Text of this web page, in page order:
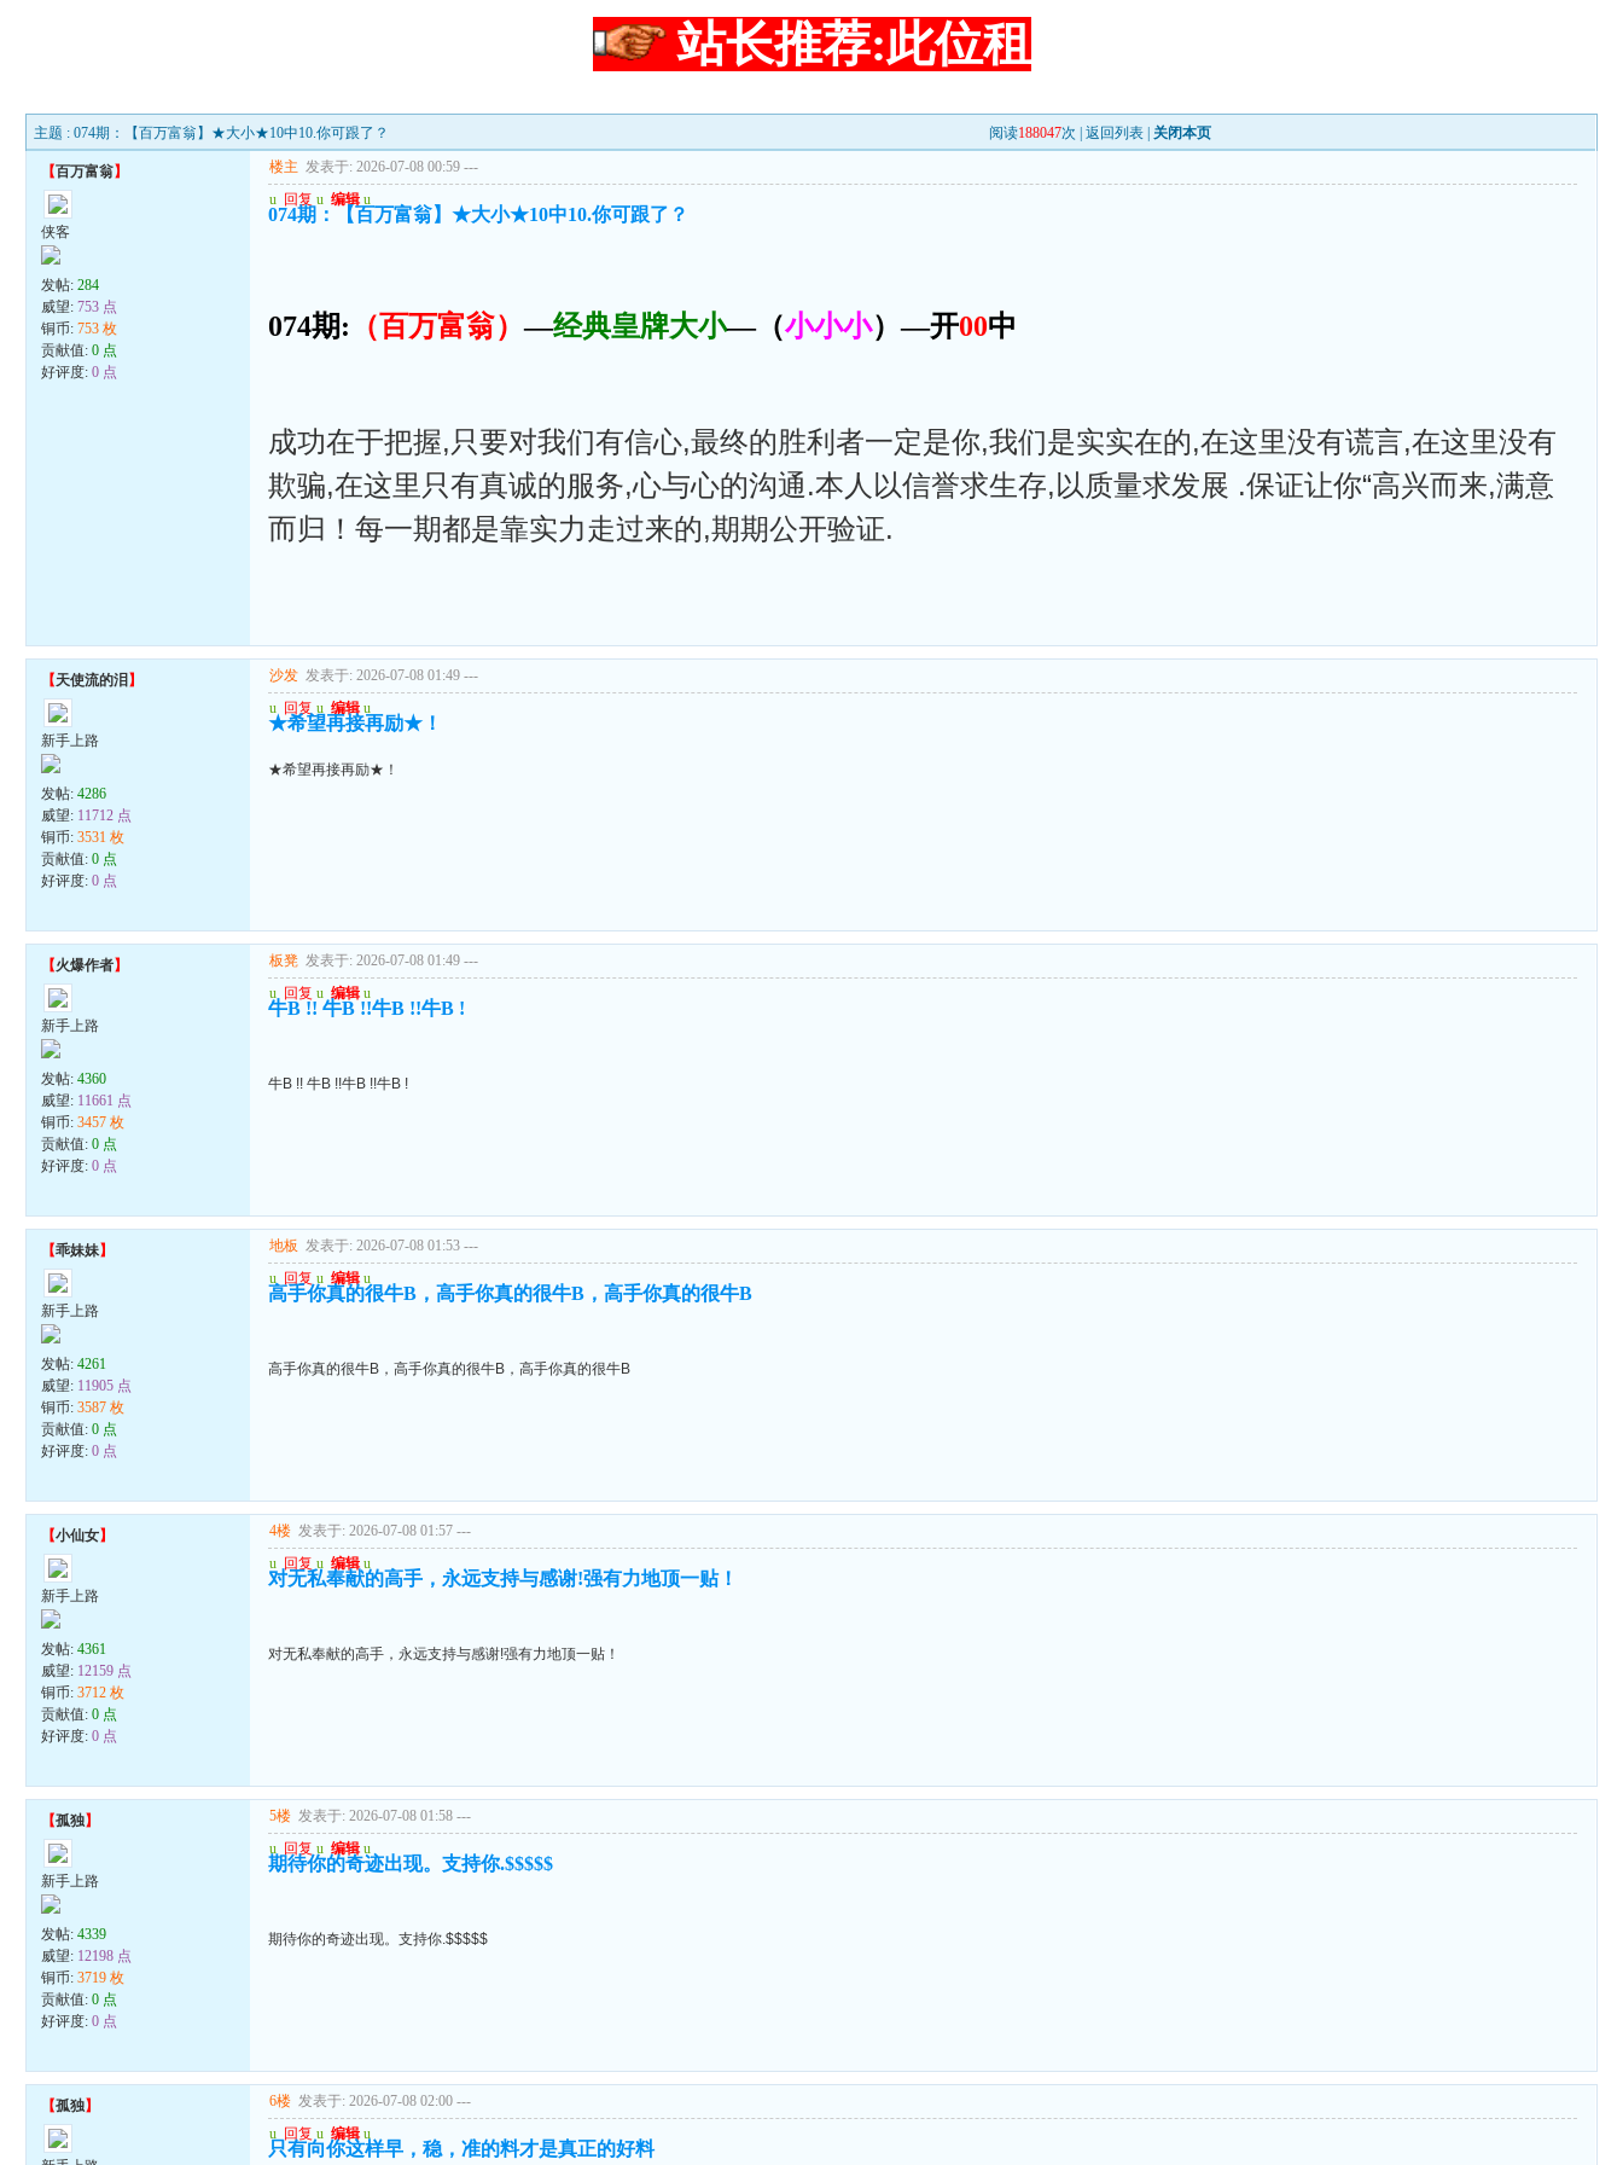
站长推荐:此位租
主题 : 074期：【百万富翁】★大小★10中10.你可跟了？ 阅读188047次 |返回列表 关闭本页
【百万富翁】
侠客
发帖:284
威望:753 点
铜币:753 枚
贡献值:0 点
好评度:0 点
楼主 发表于: 2026-07-08 00:59 ---
u 回复 u 编辑 u
074期：【百万富翁】★大小★10中10.你可跟了？
074期: （百万富翁）—经典皇牌大小—（小小小）—开00中
成功在于把握,只要对我们有信心,最终的胜利者一定是你,我们是实实在的,在这里没有谎言,在这里没有
欺骗,在这里只有真诚的服务,心与心的沟通.本人以信誉求生存,以质量求发展 .保证让你“高兴而来,满意
而归！每一期都是靠实力走过来的,期期公开验证.
【天使流的泪 】
新手上路
发帖:4286
威望: 11712 点
铜币:3531 枚
贡献值:0 点
好评度:0 点
沙发 发表于: 2026-07-08 01:49 ---
u 回复 u 编辑 u
★希望再接再励★！
★希望再接再励★！
【火爆作者】
新手上路
发帖:4360
威望: 11661 点
铜币:3457 枚
贡献值:0 点
好评度:0 点
板凳 发表于: 2026-07-08 01:49 ---
u 回复 u 编辑 u
牛B !! 牛B !!牛B !!牛B !
牛B !! 牛B !!牛B !!牛B !
【乖妹妹】
新手上路
发帖:4261
威望: 11905 点
铜币:3587 枚
贡献值:0 点
好评度:0 点
地板 发表于: 2026-07-08 01:53 ---
u 回复 u 编辑 u
高手你真的很牛B，高手你真的很牛B，高手你真的很牛B
高手你真的很牛B，高手你真的很牛B，高手你真的很牛B
【小仙女】
新手上路
发帖:4361
威望: 12159 点
铜币:3712 枚
贡献值:0 点
好评度:0 点
4楼 发表于: 2026-07-08 01:57 ---
u 回复 u 编辑 u
对无私奉献的高手，永远支持与感谢!强有力地顶一贴！
对无私奉献的高手，永远支持与感谢!强有力地顶一贴！
【孤独】
新手上路
发帖:4339
威望: 12198 点
铜币:3719 枚
贡献值:0 点
好评度:0 点
5楼 发表于: 2026-07-08 01:58 ---
u 回复 u 编辑 u
期待你的奇迹出现。支持你.$$$$$
期待你的奇迹出现。支持你.$$$$$
【孤独】 6楼 发表于: 2026-07-08 02:00 ---
u 回复 u 编辑 u
只有向你这样早，稳，准的料才是真正的好料